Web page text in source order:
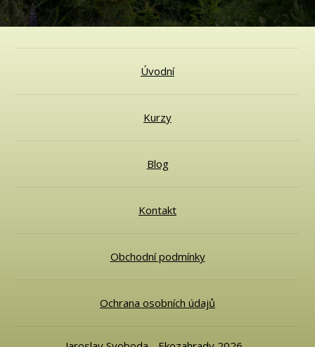
Úvodní
Kurzy
Blog
Kontakt
Obchodní podmínky
Ochrana osobních údajů